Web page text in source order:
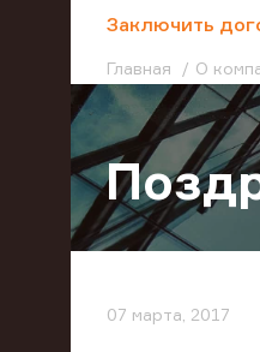
Заключить
Главная О
07 марта, 2017